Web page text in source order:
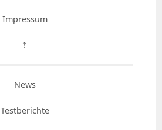
Impressum
⇡
News
Testberichte